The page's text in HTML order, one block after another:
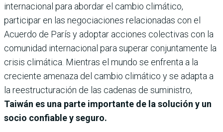
internacional para abordar el cambio climático,
participar en las negociaciones relacionadas con el
Acuerdo de París y adoptar acciones colectivas con la
comunidad internacional para superar conjuntamente la
crisis climática. Mientras el mundo se enfrenta a la
creciente amenaza del cambio climático y se adapta a
la reestructuración de las cadenas de suministro,
Taiwán es una parte importante de la solución y un
socio confiable y seguro.